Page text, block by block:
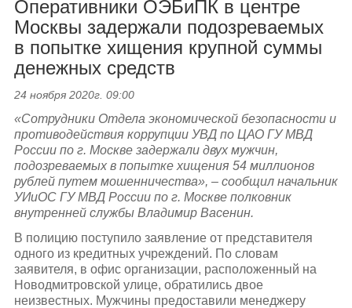
Оперативники ОЭБиПК в центре
Москвы задержали подозреваемых
в попытке хищения крупной суммы
денежных средств
24 ноября 2020г. 09:00
«Сотрудники Отдела экономической безопасности и
противодействия коррупции УВД по ЦАО ГУ МВД
России по г. Москве задержали двух мужчин,
подозреваемых в попытке хищения 54 миллионов
рублей путем мошенничества», – сообщил начальник
УИиОС ГУ МВД России по г. Москве полковник
внутренней службы Владимир Васенин.
В полицию поступило заявление от представителя
одного из кредитных учреждений. По словам
заявителя, в офис организации, расположенный на
Новодмитровской улице, обратились двое
неизвестных. Мужчины предоставили менеджеру